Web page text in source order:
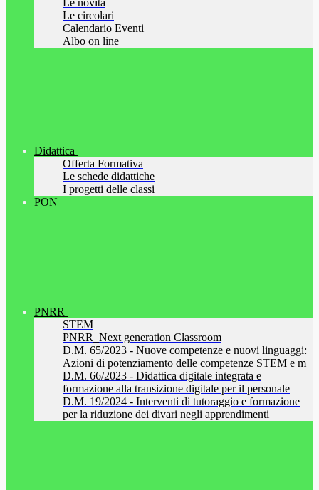
Le novità
Le circolari
Calendario Eventi
Albo on line
Didattica
Offerta Formativa
Le schede didattiche
I progetti delle classi
PON
PNRR
STEM
PNRR_Next generation Classroom
D.M. 65/2023 - Nuove competenze e nuovi linguaggi:
Azioni di potenziamento delle competenze STEM e m
D.M. 66/2023 - Didattica digitale integrata e
formazione alla transizione digitale per il personale
D.M. 19/2024 - Interventi di tutoraggio e formazione
per la riduzione dei divari negli apprendimenti